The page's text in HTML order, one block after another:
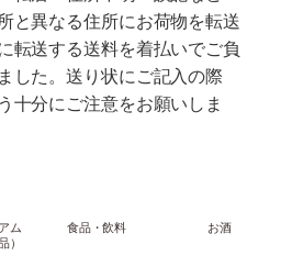
と異なる住所にお荷物を転送
転送する送料を着払いでご負
した。送り状にご記入の際
十分にご注意をお願いしま
ム
）
食品・飲料 お酒